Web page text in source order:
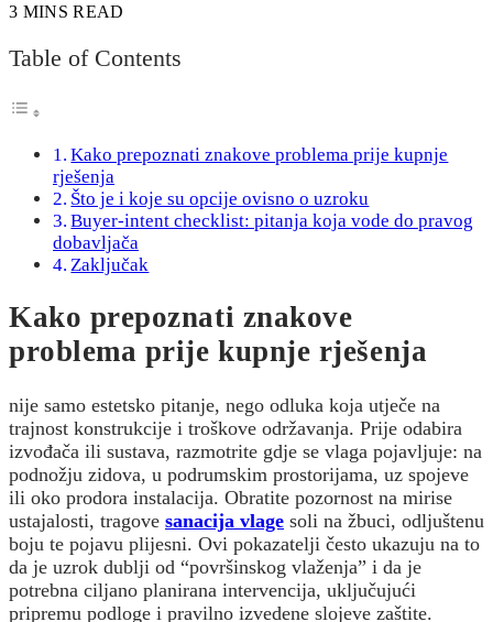
3 MINS READ
Table of Contents
Kako prepoznati znakove problema prije kupnje
rješenja
Što je i koje su opcije ovisno o uzroku
Buyer-intent checklist: pitanja koja vode do pravog
dobavljača
Zaključak
Kako prepoznati znakove
problema prije kupnje rješenja
nije samo estetsko pitanje, nego odluka koja utječe na
trajnost konstrukcije i troškove održavanja. Prije odabira
izvođača ili sustava, razmotrite gdje se vlaga pojavljuje: na
podnožju zidova, u podrumskim prostorijama, uz spojeve
ili oko prodora instalacija. Obratite pozornost na mirise
ustajalosti, tragove sanacija vlage soli na žbuci, odljuštenu
boju te pojavu plijesni. Ovi pokazatelji često ukazuju na to
da je uzrok dublji od “površinskog vlaženja” i da je
potrebna ciljano planirana intervencija, uključujući
pripremu podloge i pravilno izvedene slojeve zaštite.